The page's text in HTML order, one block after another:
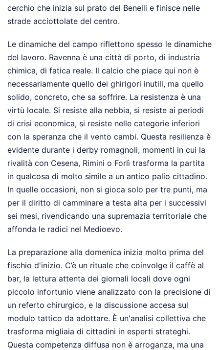
cerchio che inizia sul prato del Benelli e finisce nelle
strade acciottolate del centro.
Le dinamiche del campo riflettono spesso le dinamiche
del lavoro. Ravenna è una città di porto, di industria
chimica, di fatica reale. Il calcio che piace qui non è
necessariamente quello dei ghirigori inutili, ma quello
solido, concreto, che sa soffrire. La resistenza è una
virtù locale. Si resiste alla nebbia, si resiste ai periodi
di crisi economica, si resiste nelle categorie inferiori
con la speranza che il vento cambi. Questa resilienza è
evidente durante i derby romagnoli, momenti in cui la
rivalità con Cesena, Rimini o Forlì trasforma la partita
in qualcosa di molto simile a un antico palio cittadino.
In quelle occasioni, non si gioca solo per tre punti, ma
per il diritto di camminare a testa alta per i successivi
sei mesi, rivendicando una supremazia territoriale che
affonda le radici nel Medioevo.
La preparazione alla domenica inizia molto prima del
fischio d'inizio. C’è un rituale che coinvolge il caffè al
bar, la lettura attenta dei giornali locali dove ogni
piccolo infortunio viene analizzato con la precisione di
un referto chirurgico, e la discussione accesa sul
modulo tattico da adottare. È un'analisi collettiva che
trasforma migliaia di cittadini in esperti strateghi.
Questa competenza diffusa non è arroganza, ma una